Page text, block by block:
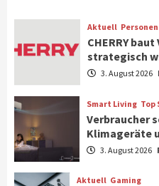
7
1
Wirtschaft
NIQ kehrt zur
die
2
Aktuell Personen
CHERRY baut
strategisch
Aktuell Personen
CHERRY
strategisch
3. August 2026
Smart Living Top
Verbraucher
Klimageräte
3. August 2026
Aktuell Gaming